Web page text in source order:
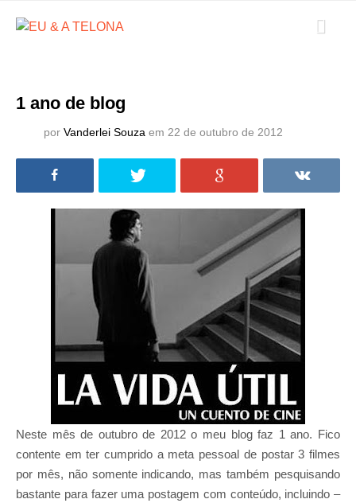
1 ano de blog
por Vanderlei Souza em 22 de outubro de 2012
Neste mês de outubro de 2012 o meu blog faz 1 ano. Fico
contente em ter cumprido a meta pessoal de postar 3 filmes
por mês, não somente indicando, mas também pesquisando
bastante para fazer uma postagem com conteúdo, incluindo –